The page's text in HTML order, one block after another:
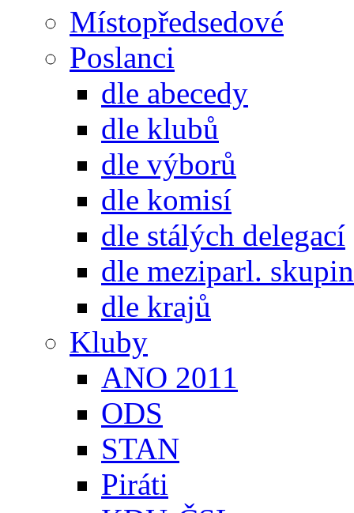
Místopředsedové
Poslanci
dle abecedy
dle klubů
dle výborů
dle komisí
dle stálých delegací
dle meziparl. skupin
dle krajů
Kluby
ANO 2011
ODS
STAN
Piráti